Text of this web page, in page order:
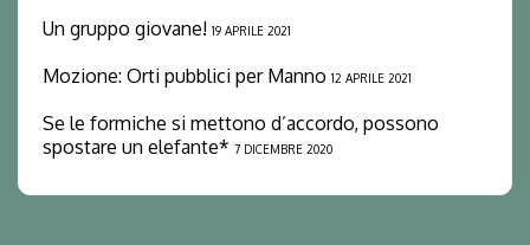
Un gruppo giovane! 19 APRILE 2021
Mozione: Orti pubblici per Manno 12 APRILE 2021
Se le formiche si mettono d’accordo, possono
spostare un elefante* 7 DICEMBRE 2020